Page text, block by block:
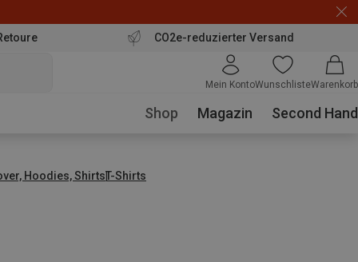
CO2e-reduzierter Versand
Mein KontoWunschlisteWarenkorb
Shop Magazin Second Hand
Hoodies, ShirtsT-Shirts